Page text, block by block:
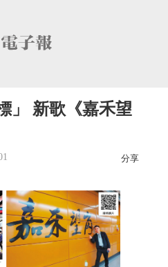
」 新歌《嘉禾望
分享